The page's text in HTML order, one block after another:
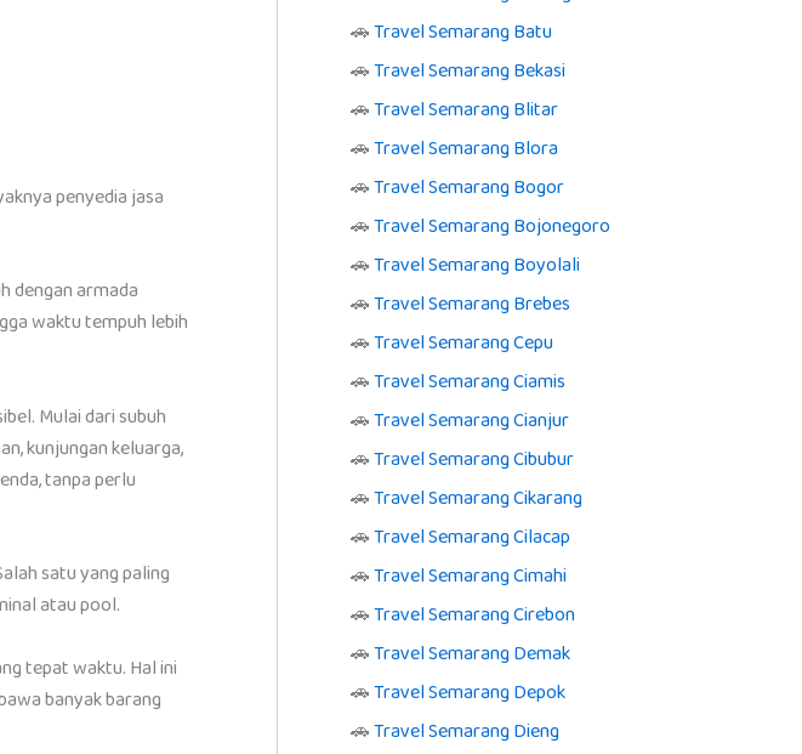
penyedia jasa
dengan armada
waktu tempuh lebih
Mulai dari subuh
kunjungan keluarga,
tanpa perlu
satu yang paling
atau pool.
tepat waktu. Hal ini
banyak barang
🚗Travel Semarang Batu
🚗Travel Semarang Bekasi
🚗Travel Semarang Blitar
🚗Travel Semarang Blora
🚗Travel Semarang Bogor
🚗Travel Semarang Bojonegoro
🚗Travel Semarang Boyolali
🚗Travel Semarang Brebes
🚗Travel Semarang Cepu
🚗Travel Semarang Ciamis
🚗Travel Semarang Cianjur
🚗Travel Semarang Cibubur
🚗Travel Semarang Cikarang
🚗Travel Semarang Cilacap
🚗Travel Semarang Cimahi
🚗Travel Semarang Cirebon
🚗Travel Semarang Demak
🚗Travel Semarang Depok
🚗Travel Semarang Dieng